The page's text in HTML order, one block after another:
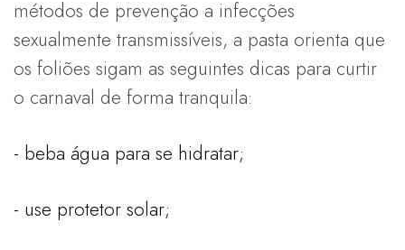
métodos de prevenção a infecções
sexualmente transmissíveis, a pasta orienta que
os foliões sigam as seguintes dicas para curtir
o carnaval de forma tranquila:
- beba água para se hidratar;
- use protetor solar;